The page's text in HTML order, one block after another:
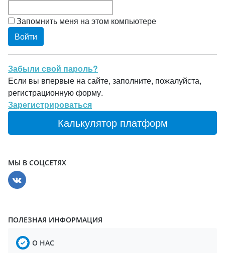
Запомнить меня на этом компьютере
Забыли свой пароль?
Если вы впервые на сайте, заполните, пожалуйста,
регистрационную форму.
Зарегистрироваться
Калькулятор платформ
МЫ В СОЦСЕТЯХ
ПОЛЕЗНАЯ ИНФОРМАЦИЯ
О НАС